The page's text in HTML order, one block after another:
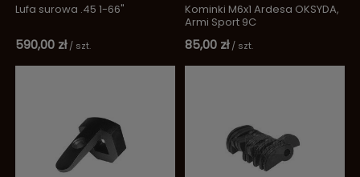
Lufa surowa .45 1-66"
590,00 zł / szt.
Kominki M6x1 Ardesa OKSYDA,
Armi Sport 9C
85,00 zł / szt.